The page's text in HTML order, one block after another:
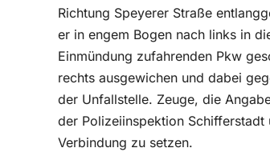
Richtung Speyerer Straße
er in engem Bogen nach links in
Einmündung zufahrenden Pkw
rechts ausgewichen und dabei
der Unfallstelle. Zeuge, die
der Polizeiinspektion
Verbindung zu setzen.